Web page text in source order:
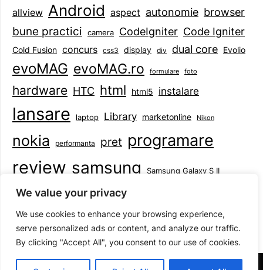
We value your privacy
We use cookies to enhance your browsing experience,
serve personalized ads or content, and analyze our traffic.
By clicking "Accept All", you consent to our use of cookies.
allview Android aspect autonomie browser
bune practici camera CodeIgniter Code Igniter
Cold Fusion concurs css3 display div dual core Evolio
evoMAG evoMAG.ro formulare foto
hardware HTC html html5 instalare
lansare laptop Library marketonline Nikon
nokia performanta pret programare
review samsung Samsung Galaxy S II
smartphone specificatii standarde